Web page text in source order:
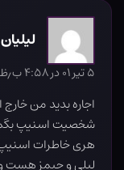
لیلیان
۵ تیر ۰۱ در ۴:۵۸ ب٫ظ
اجاره بدید من خارج
شخصیت اسنیپ
هری خاطرات اسنیپ
لیلی و جیمز هست